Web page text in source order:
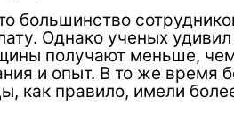
большинство
Однако ученых удивил
получают меньше,
и опыт. В то же время
как правило, имели